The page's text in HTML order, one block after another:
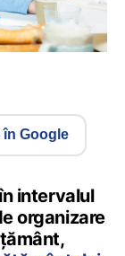
în Google
intervalul
organizare